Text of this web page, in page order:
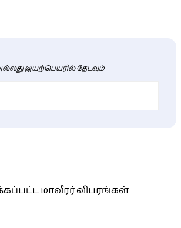
இயற்பெயரில் தேடவும்
மாவீரர் விபரங்கள்